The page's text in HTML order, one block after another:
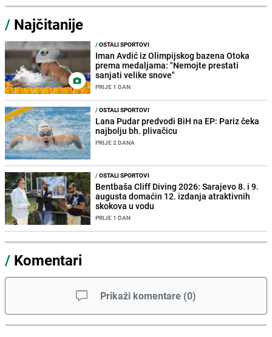
/ Najčitanije
/OSTALI SPORTOVI
Iman Avdić iz Olimpijskog bazena Otoka
prema medaljama: "Nemojte prestati
sanjati velike snove"
PRIJE 1 DAN
/OSTALI SPORTOVI
Lana Pudar predvodi BiH na EP: Pariz čeka
najbolju bh. plivačicu
PRIJE 2 DANA
/OSTALI SPORTOVI
Bentbaša Cliff Diving 2026: Sarajevo 8. i 9.
augusta domaćin 12. izdanja atraktivnih
skokova u vodu
PRIJE 1 DAN
/ Komentari
Prikaži komentare (0)